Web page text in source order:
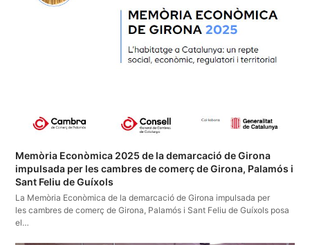
Memòria Econòmica 2025 de la demarcació de Girona
impulsada per les cambres de comerç de Girona, Palamós i
Sant Feliu de Guíxols
La Memòria Econòmica de la demarcació de Girona impulsada per
les cambres de comerç de Girona, Palamós i Sant Feliu de Guíxols posa
el…